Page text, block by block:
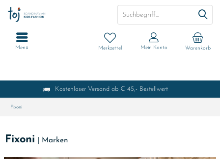
Kostenloser Versand ab € 45,- Bestellwert
Warenkorb
Merkzettel Mein Konto
Menü
Fixoni
Fixoni Marken